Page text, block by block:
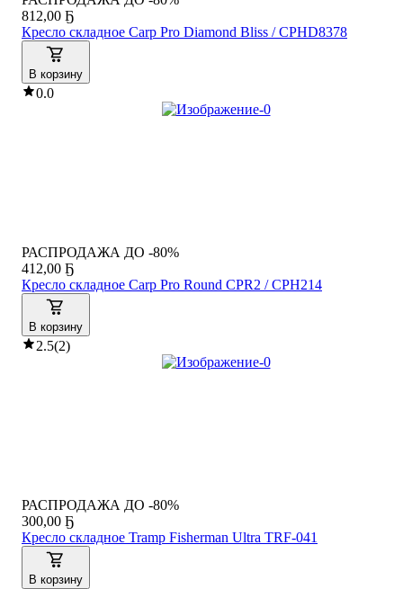
812,00 Ҕ
Кресло складное Carp Pro Diamond Bliss / CPHD8378
В корзину
0.0
РАСПРОДАЖА ДО -80%
412,00 Ҕ
Кресло складное Carp Pro Round CPR2 / CPH214
В корзину
2.5(2)
РАСПРОДАЖА ДО -80%
300,00 Ҕ
Кресло складное Tramp Fisherman Ultra TRF-041
В корзину